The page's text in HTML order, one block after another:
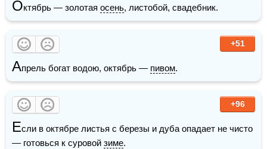
Октябрь — золотая осень, листобой, свадебник.
+51
Апрель богат водою, октябрь — пивом.
+96
Если в октябре листья с березы и дуба опадает не чисто
— готовься к суровой зиме.